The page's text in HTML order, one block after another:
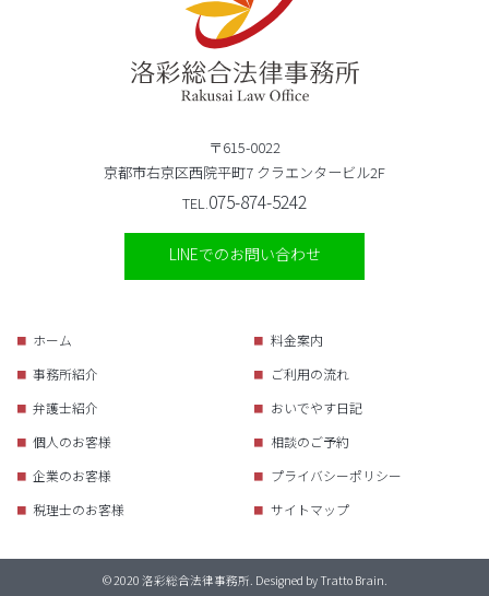
〒615-0022
京都市右京区西院平町7 クラエンタービル2F
TEL.075-874-5242
LINEでのお問い合わせ
ホーム
事務所紹介
弁護士紹介
個人のお客様
企業のお客様
税理士のお客様
料金案内
ご利用の流れ
おいでやす日記
相談のご予約
プライバシーポリシー
サイトマップ
© 2020 洛彩総合法律事務所. Designed byTratto Brain